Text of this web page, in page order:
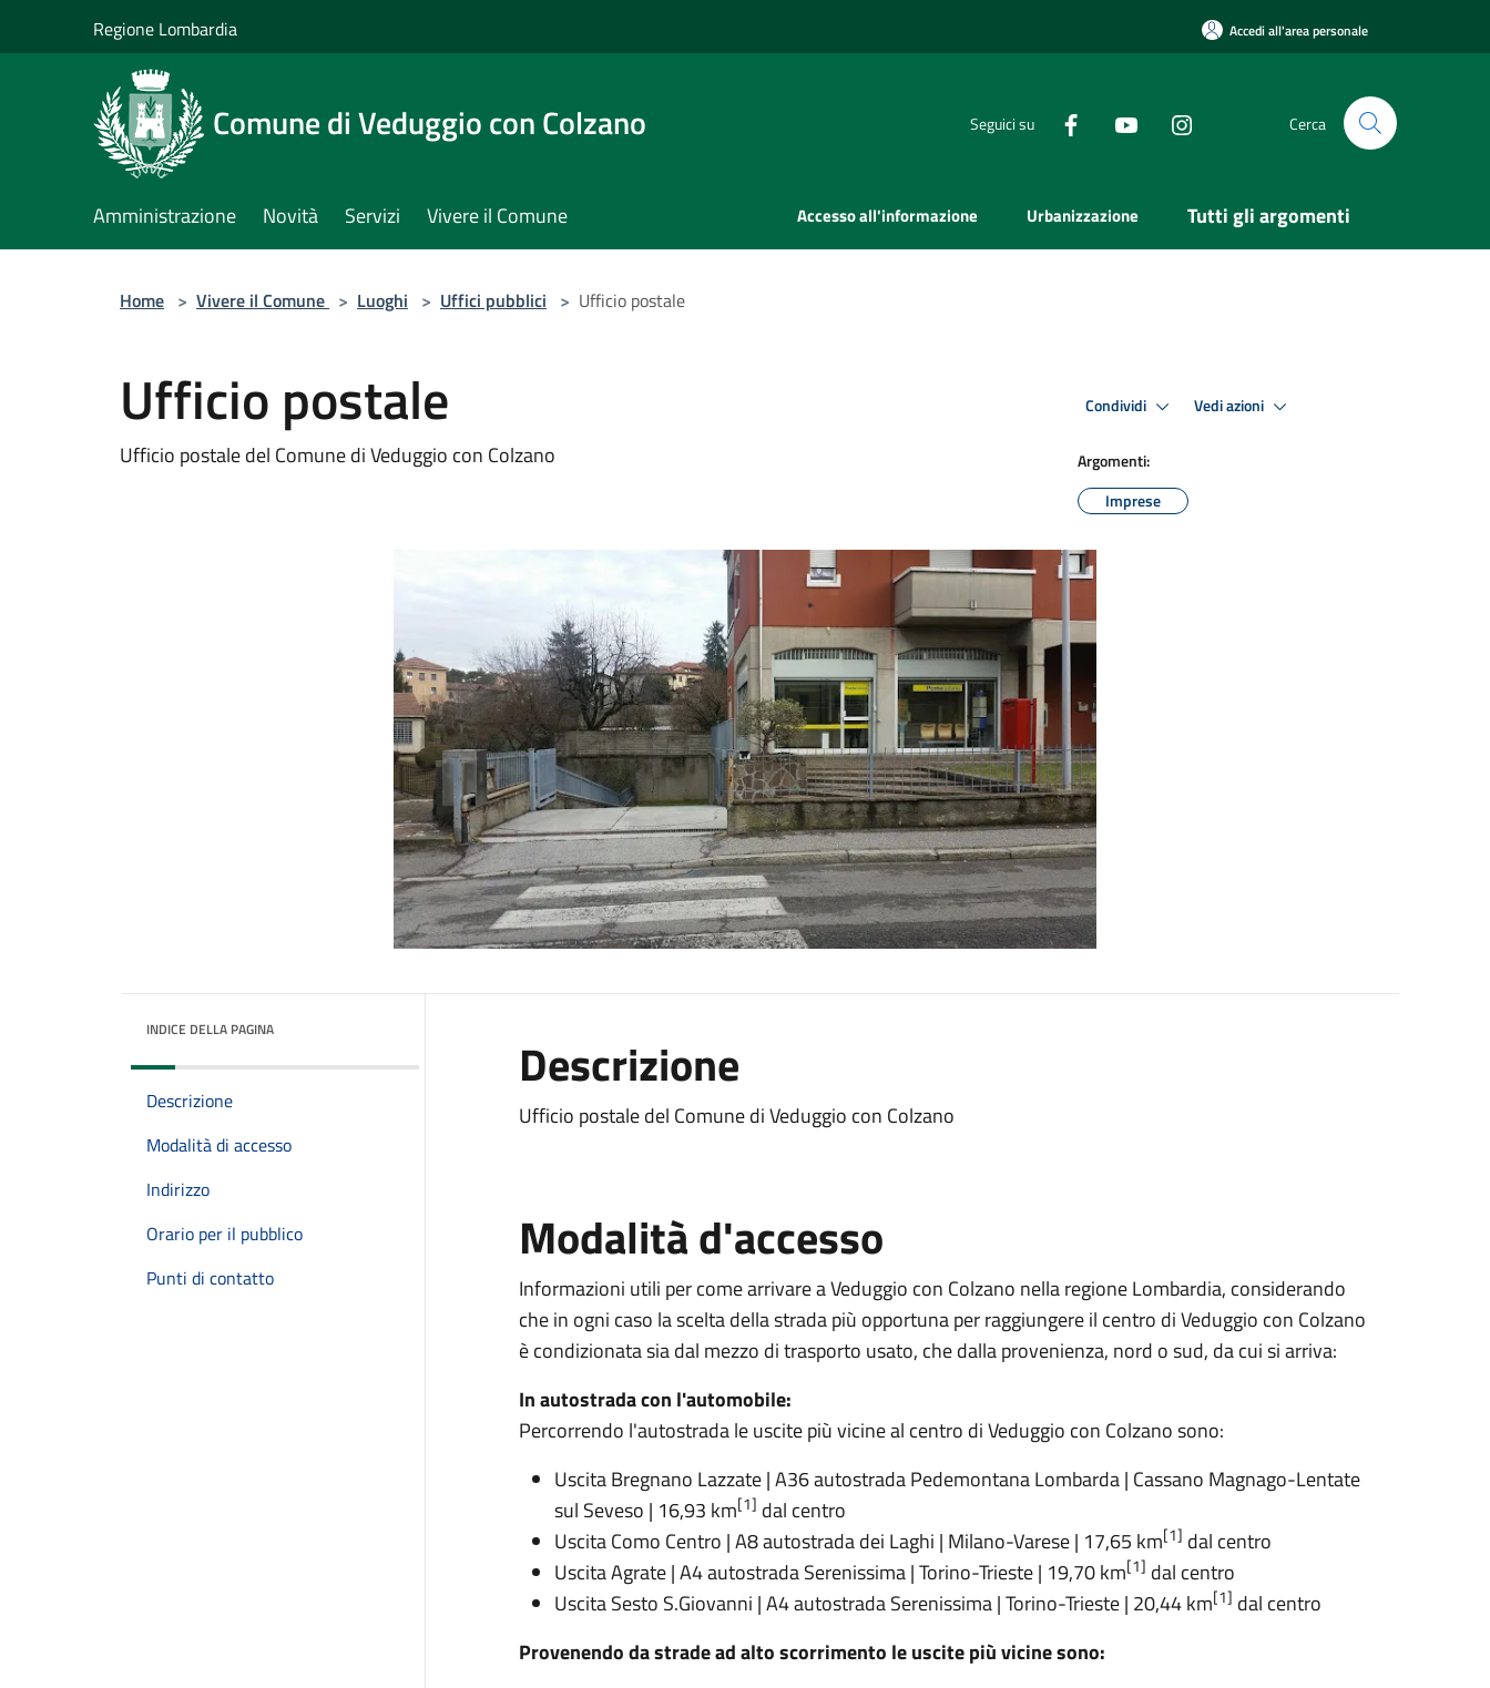
Regione Lombardia Accedi all'area personale
Comune di Veduggio con Colzano Seguici su Cerca
Amministrazione Novità Servizi Vivere il Comune Accesso all'informazione Urbanizzazione Tutti gli argomenti
Home > Vivere il Comune > Luoghi > Uffici pubblici > Ufficio postale
Ufficio postale
Ufficio postale del Comune di Veduggio con Colzano
Condividi Vedi azioni
Argomenti:
Imprese
INDICE DELLA PAGINA
Descrizione
Modalità di accesso
Indirizzo
Orario per il pubblico
Punti di contatto
Descrizione
Ufficio postale del Comune di Veduggio con Colzano
Modalità d'accesso
Informazioni utili per come arrivare a Veduggio con Colzano nella regione Lombardia, considerando
che in ogni caso la scelta della strada più opportuna per raggiungere il centro di Veduggio con Colzano
è condizionata sia dal mezzo di trasporto usato, che dalla provenienza, nord o sud, da cui si arriva:
In autostrada con l'automobile:
Percorrendo l'autostrada le uscite più vicine al centro di Veduggio con Colzano sono:
UscitaBregnano Lazzate|A36autostrada Pedemontana Lombarda| Cassano Magnago-Lentate
sul Seveso | 16,93 km[1] dal centro
UscitaComo Centro |A8autostrada dei Laghi | Milano-Varese | 17,65 km[1] dal centro
UscitaAgrate|A4autostrada Serenissima| Torino-Trieste | 19,70 km[1] dal centro
UscitaSesto S.Giovanni |A4autostrada Serenissima| Torino-Trieste | 20,44 km[1] dal centro
Provenendo da strade ad alto scorrimento le uscite più vicine sono: